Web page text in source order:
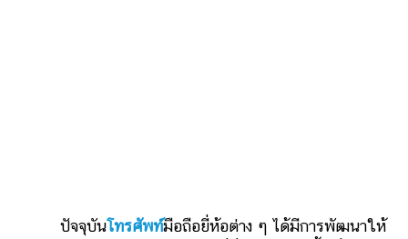
ปัจจุบันโทรศัพท์มือถือยี่ห้อต่าง ๆ ได้มีการพัฒนาให้